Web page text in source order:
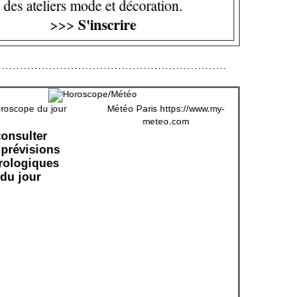
des ateliers mode et décoration.
>>> S'inscrire
prévisions
du jour
Météo Paris https://www.my-
meteo.com